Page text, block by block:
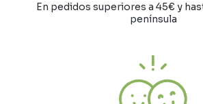
En pedidos superiores a 45€ y
península